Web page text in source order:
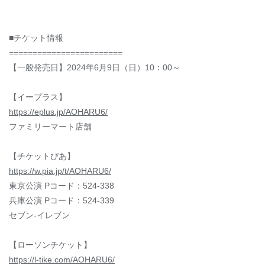
■チケット情報
========================
【一般発売日】2024年6月9日（日）10：00～
【イープラス】
https://eplus.jp/AOHARU6/
ファミリーマート店舗
【チケットぴあ】
https://w.pia.jp/t/AOHARU6/
東京公演 Pコード：524-338
兵庫公演 Pコード：524-339
セブン-イレブン
【ローソンチケット】
https://l-tike.com/AOHARU6/